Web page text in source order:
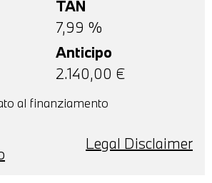
TAN
7,99 %
Anticipo
2.140,00 €
al finanziamento
Legal Disclaimer